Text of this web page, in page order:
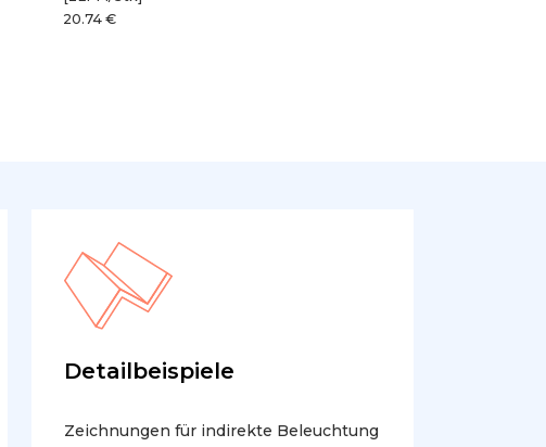
20.74 €
Detailbeispiele
Zeichnungen für indirekte Beleuchtung